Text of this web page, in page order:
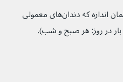
دندان مصنوعی خود را به همان اندازه که دندان‌های معمولی
بار در روز: هر صبح و شب).